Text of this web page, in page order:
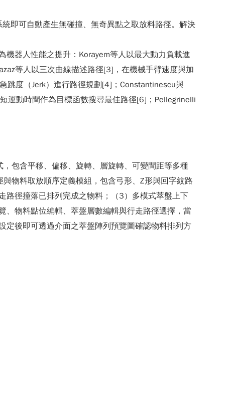
即可自動產生無碰撞、無奇異點之取放料路徑。解決
器人性能之提升：Korayem等人以最大動力負載進
等人以三次曲線描述路徑[3]，在機械手臂速度與加
跳度（Jerk）進行路徑規劃[4]；Constantinescu與
運動時間作為目標函數搜尋最佳路徑[6]；Pellegrinelli
包含平移、偏移、旋轉、層旋轉、可變間距等多種
物料取放順序定義模組，包含弓形、Z形與回字紋路
路徑撞落已排列完成之物料；（3）多模式萃盤上下
、物料點位編輯、萃盤層數編輯與行走路徑選擇，當
定後即可透過介面之萃盤陣列預覽圖確認物料排列方